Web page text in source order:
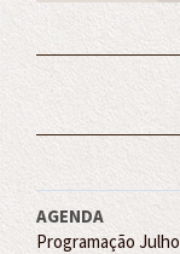
AGENDA
Programação